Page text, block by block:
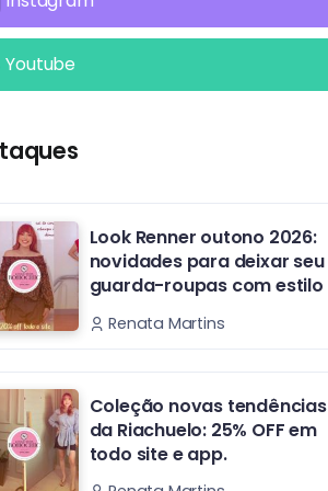
Youtube
Look Renner outono 2026:
novidades para deixar seu
guarda-roupas com estilo
Renata Martins
Coleção novas tendências
da Riachuelo: 25% OFF em
todo site e app.